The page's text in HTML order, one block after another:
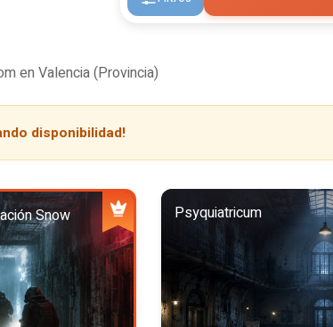
en Valencia (Provincia)
disponibilidad!
Snow Psyquiatricum